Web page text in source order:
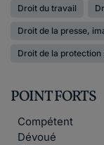
Droit du travail
Droit de la presse,
Droit de la protection
POINT FORTS
Compétent
Dévoué